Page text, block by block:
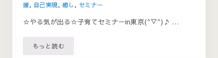
援, 自己実現, 癒し, セミナー
☆やる気が出る☆子育てセミナーin東京(^▽^)♪ …
もっと読む☆やる気が出る☆子育てセミナーin東京(*^▽^*)♪